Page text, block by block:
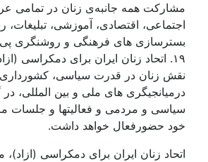
مشارکت همه جانبەی زنان در تمامی
اجتماعی، اقتصادی، آموزشی، تبليغات،
بسترسازی های فرهنگی و روشنگری پی
۱۹. اتحاد زنان ايران برای دمکراسی
نقش زنان در قدرت سياسی،
درميانجيگری های ملی و بين المللی، در
سياسی و مردمی و فعاليتها و جلسات
خود حضورفعال خواهد داشت.
اتحاد زنان ايران برای دمکراسی